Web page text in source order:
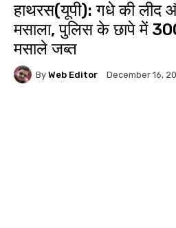
हाथरस(यूपी): गधे की लीद
मसाला, पुलिस के छापे में
मसाले जब्त
By Web Editor December 16,